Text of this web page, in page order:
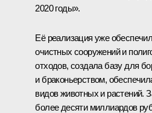
2020 годы».
Её реализация уже
очистных сооружений и
отходов, создала базу для
и браконьерством,
видов животных и растений.
более десяти миллиардов